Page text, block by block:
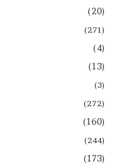
(20)
(271)
(4)
(13)
(3)
(272)
(160)
(244)
(173)